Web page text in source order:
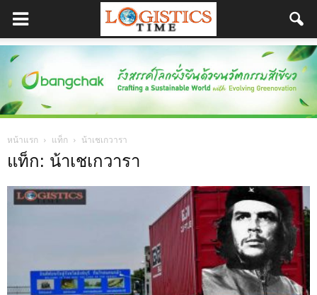
หน้าแรก แท็ก น้าเชเกวารา
แท็ก: น้าเชเกวารา